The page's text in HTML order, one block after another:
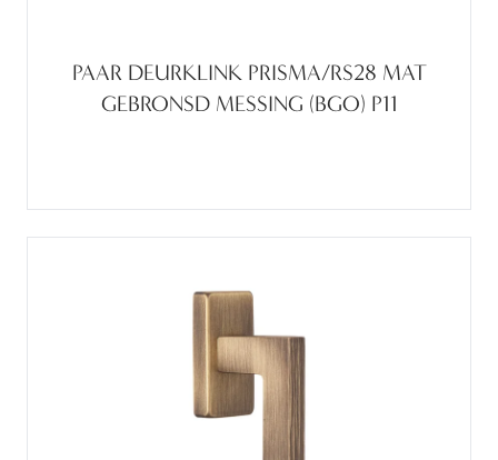
PAAR DEURKLINK PRISMA/RS28 MAT
GEBRONSD MESSING (BGO) P11